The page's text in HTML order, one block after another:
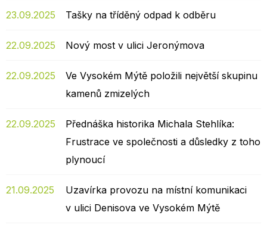
23.09.2025 Tašky na tříděný odpad k odběru
22.09.2025 Nový most v ulici Jeronýmova
22.09.2025
Ve Vysokém Mýtě položili největší skupinu
kamenů zmizelých
22.09.2025
Přednáška historika Michala Stehlíka:
Frustrace ve společnosti a důsledky z toho
plynoucí
21.09.2025
Uzavírka provozu na místní komunikaci
v ulici Denisova ve Vysokém Mýtě